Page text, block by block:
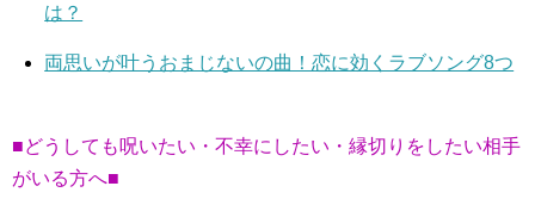
は？
両思いが叶うおまじないの曲！恋に効くラブソング8つ
■どうしても呪いたい・不幸にしたい・縁切りをしたい相手
がいる方へ■